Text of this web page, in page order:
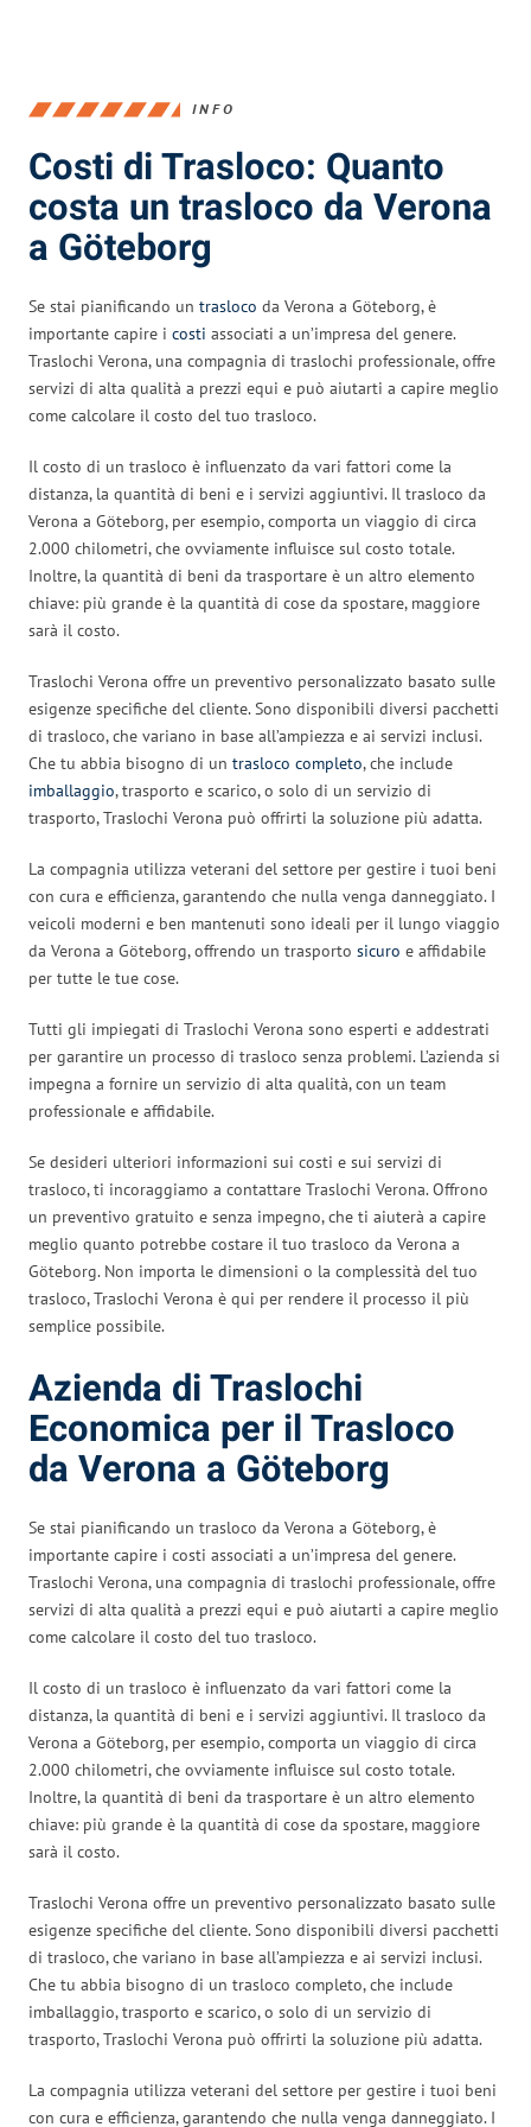
INFO
Costi di Trasloco: Quanto
costa un trasloco da Verona
a Göteborg
Se stai pianificando un trasloco da Verona a Göteborg, è
importante capire i costi associati a un’impresa del genere.
Traslochi Verona, una compagnia di traslochi professionale, offre
servizi di alta qualità a prezzi equi e può aiutarti a capire meglio
come calcolare il costo del tuo trasloco.
Il costo di un trasloco è influenzato da vari fattori come la
distanza, la quantità di beni e i servizi aggiuntivi. Il trasloco da
Verona a Göteborg, per esempio, comporta un viaggio di circa
2.000 chilometri, che ovviamente influisce sul costo totale.
Inoltre, la quantità di beni da trasportare è un altro elemento
chiave: più grande è la quantità di cose da spostare, maggiore
sarà il costo.
Traslochi Verona offre un preventivo personalizzato basato sulle
esigenze specifiche del cliente. Sono disponibili diversi pacchetti
di trasloco, che variano in base all’ampiezza e ai servizi inclusi.
Che tu abbia bisogno di un trasloco completo, che include
imballaggio, trasporto e scarico, o solo di un servizio di
trasporto, Traslochi Verona può offrirti la soluzione più adatta.
La compagnia utilizza veterani del settore per gestire i tuoi beni
con cura e efficienza, garantendo che nulla venga danneggiato. I
veicoli moderni e ben mantenuti sono ideali per il lungo viaggio
da Verona a Göteborg, offrendo un trasporto sicuro e affidabile
per tutte le tue cose.
Tutti gli impiegati di Traslochi Verona sono esperti e addestrati
per garantire un processo di trasloco senza problemi. L’azienda si
impegna a fornire un servizio di alta qualità, con un team
professionale e affidabile.
Se desideri ulteriori informazioni sui costi e sui servizi di
trasloco, ti incoraggiamo a contattare Traslochi Verona. Offrono
un preventivo gratuito e senza impegno, che ti aiuterà a capire
meglio quanto potrebbe costare il tuo trasloco da Verona a
Göteborg. Non importa le dimensioni o la complessità del tuo
trasloco, Traslochi Verona è qui per rendere il processo il più
semplice possibile.
Azienda di Traslochi
Economica per il Trasloco
da Verona a Göteborg
Se stai pianificando un trasloco da Verona a Göteborg, è
importante capire i costi associati a un’impresa del genere.
Traslochi Verona, una compagnia di traslochi professionale, offre
servizi di alta qualità a prezzi equi e può aiutarti a capire meglio
come calcolare il costo del tuo trasloco.
Il costo di un trasloco è influenzato da vari fattori come la
distanza, la quantità di beni e i servizi aggiuntivi. Il trasloco da
Verona a Göteborg, per esempio, comporta un viaggio di circa
2.000 chilometri, che ovviamente influisce sul costo totale.
Inoltre, la quantità di beni da trasportare è un altro elemento
chiave: più grande è la quantità di cose da spostare, maggiore
sarà il costo.
Traslochi Verona offre un preventivo personalizzato basato sulle
esigenze specifiche del cliente. Sono disponibili diversi pacchetti
di trasloco, che variano in base all’ampiezza e ai servizi inclusi.
Che tu abbia bisogno di un trasloco completo, che include
imballaggio, trasporto e scarico, o solo di un servizio di
trasporto, Traslochi Verona può offrirti la soluzione più adatta.
La compagnia utilizza veterani del settore per gestire i tuoi beni
con cura e efficienza, garantendo che nulla venga danneggiato. I